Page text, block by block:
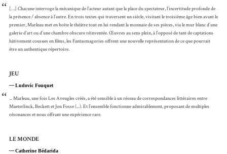
“ […] Chacune interroge la mécanique de l’acteur autant que la place du spectateur, l’incertitude profonde de
la présence / absence à l’autre. En trois textes qui traversent un siècle, visitant le troisième âge bien avant le
premier, Marleau met en boîte le théâtre tout en lui rendant la monnaie de ses pièces, via le mur blanc d’une
galerie d’art ou d’une chambre obscure réinventée. Œuvres au sens plein, à l’opposé de tant de captations
hâtivement cousues en films, les Fantasmagories offrent une nouvelle représentation de ce que pourrait
être un authentique répertoire.
JEU
Ludovic Fouquet
“ ... Marleau, une fois Les Aveugles créés, a été sensible à un réseau de correspondances littéraires entre
Maeterlinck, Beckett et Jon Fosse (...). Et l’ensemble fonctionne admirablement, proposant de multiples
résonances et nous offrant une expérience rare.
LE MONDE
Catherine Bédarida